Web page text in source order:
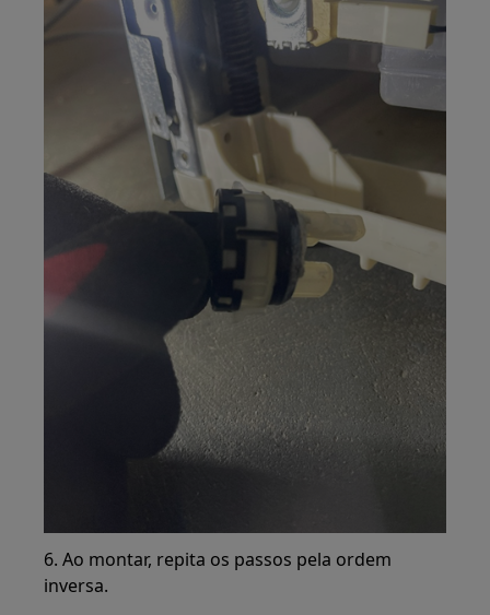
6. Ao montar, repita os passos pela ordem
inversa.